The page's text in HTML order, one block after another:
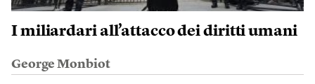
I miliardari all’attacco dei diritti umani
George Monbiot